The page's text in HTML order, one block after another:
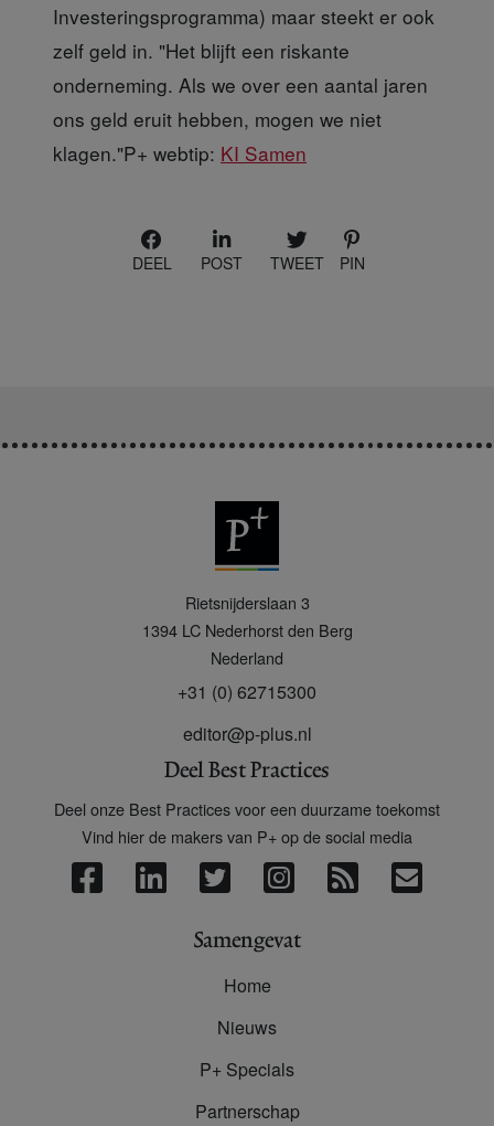
Investeringsprogramma) maar steekt er ook
zelf geld in. "Het blijft een riskante
onderneming. Als we over een aantal jaren
ons geld eruit hebben, mogen we niet
klagen."P+ webtip: KI Samen
DEEL POST TWEET PIN
Rietsnijderslaan 3
1394 LC Nederhorst den Berg
Nederland
+31 (0) 62715300
editor@p-plus.nl
Deel Best Practices
Deel onze Best Practices voor een duurzame toekomst
Vind hier de makers van P+ op de social media
Samengevat
Home
Nieuws
P+ Specials
Partnerschap